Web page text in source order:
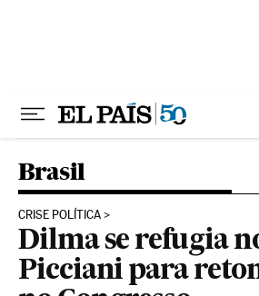
Brasil
CRISE POLÍTICA
Dilma se refugia
Picciani para